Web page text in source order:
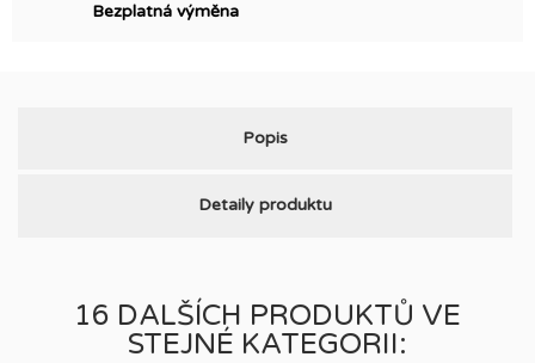
Bezplatná výměna
Popis
Detaily produktu
16 DALŠÍCH PRODUKTŮ VE
STEJNÉ KATEGORII: